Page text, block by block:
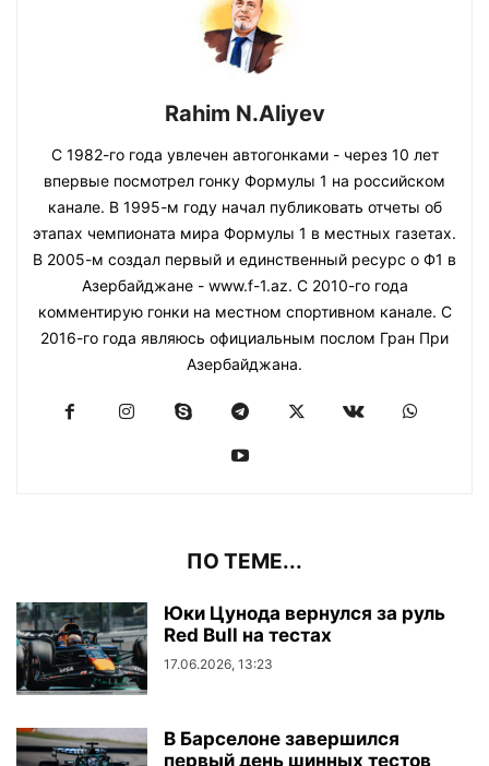
Rahim N.Aliyev
С 1982-го года увлечен автогонками - через 10 лет
впервые посмотрел гонку Формулы 1 на российском
канале. В 1995-м году начал публиковать отчеты об
этапах чемпионата мира Формулы 1 в местных газетах.
В 2005-м создал первый и единственный ресурс о Ф1 в
Азербайджане - www.f-1.az. С 2010-го года
комментирую гонки на местном спортивном канале. С
2016-го года являюсь официальным послом Гран При
Азербайджана.
ПО ТЕМЕ...
Юки Цунода вернулся за руль
Red Bull на тестах
17.06.2026, 13:23
В Барселоне завершился
первый день шинных тестов